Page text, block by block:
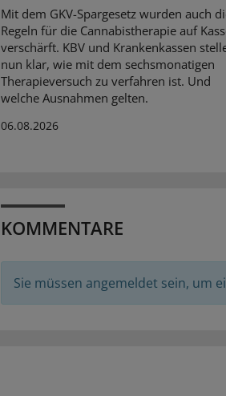
Mit dem GKV-Spargesetz wurden auch
Regeln für die Cannabistherapie auf
verschärft. KBV und Krankenkassen
nun klar, wie mit dem sechsmonatigen
Therapieversuch zu verfahren ist. Und
welche Ausnahmen gelten.
06.08.2026
KOMMENTARE
Sie müssen angemeldet sein, um